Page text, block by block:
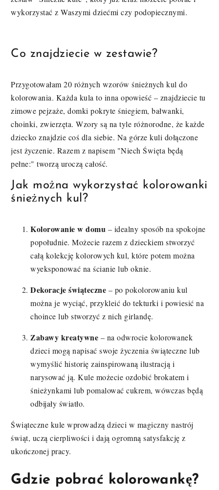
wykorzystać z Waszymi dziećmi czy podopiecznymi.
Co znajdziecie w zestawie?
Przygotowałam 20 różnych wzorów śnieżnych kul do
kolorowania. Każda kula to inna opowieść – znajdziecie tu
zimowe pejzaże, domki pokryte śniegiem, bałwanki,
choinki, zwierzęta. Wzory są na tyle różnorodne, że każde
dziecko znajdzie coś dla siebie. Na górze kuli dołączone
jest życzenie. Razem z napisem "Niech Święta będą
pełne:" tworzą uroczą całość.
Jak można wykorzystać kolorowanki
śnieżnych kul?
Kolorowanie w domu – idealny sposób na spokojne
popołudnie. Możecie razem z dzieckiem stworzyć
całą kolekcję kolorowych kul, które potem można
wyeksponować na ścianie lub oknie.
Dekoracje świąteczne – po pokolorowaniu kul
można je wyciąć, przykleić do tekturki i powiesić na
choince lub stworzyć z nich girlandę.
Zabawy kreatywne – na odwrocie kolorowanek
dzieci mogą napisać swoje życzenia świąteczne lub
wymyślić historię zainspirowaną ilustracją i
narysować ją. Kule możecie ozdobić brokatem i
śnieżynkami lub pomalować cukrem, wówczas będą
odbijały światło.
Świąteczne kule wprowadzą dzieci w magiczny nastrój
świąt, uczą cierpliwości i dają ogromną satysfakcję z
ukończonej pracy.
Gdzie pobrać kolorowankę?